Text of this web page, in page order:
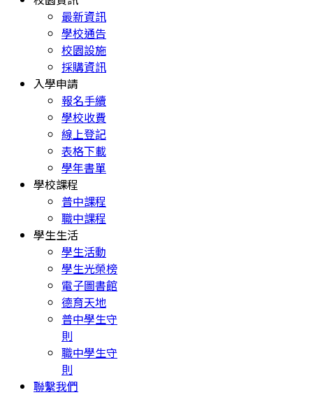
最新資訊
學校通告
校園設施
採購資訊
入學申請
報名手續
學校收費
線上登記
表格下載
學年書單
學校課程
普中課程
職中課程
學生生活
學生活動
學生光榮榜
電子圖書館
德育天地
普中學生守
則
職中學生守
則
聯繫我們